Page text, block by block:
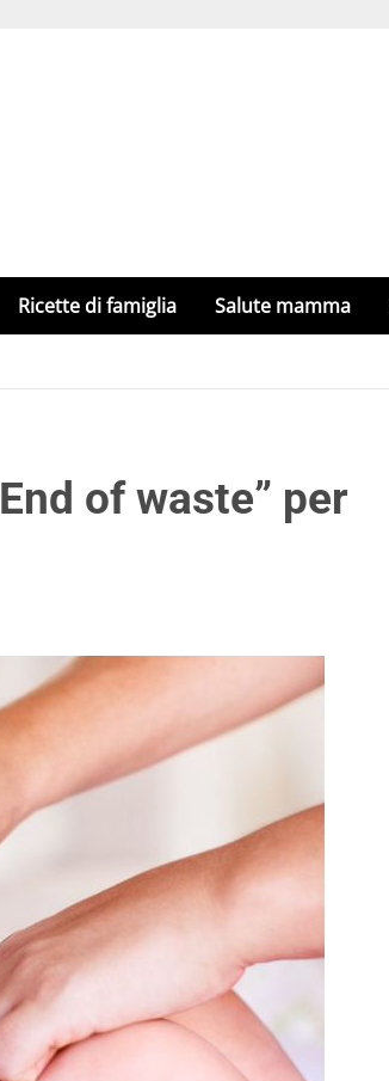
Ricette di famiglia Salute mamma
of waste” per